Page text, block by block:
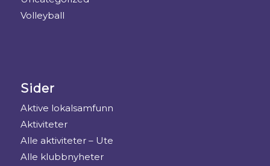
Volleyball
Sider
Aktive lokalsamfunn
Aktiviteter
Alle aktiviteter – Ute
Alle klubbnyheter